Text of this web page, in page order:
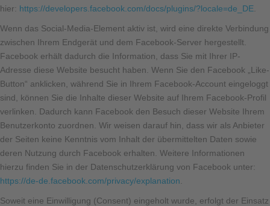
hier: https://developers.facebook.com/docs/plugins/?locale=de_DE
Wenn das Social-Media-Element aktiv ist, wird eine direkte Verbindung
zwischen Ihrem Endgerät und dem Facebook-Server hergestellt.
Facebook erhält dadurch die Information, dass Sie mit Ihrer IP-
Adresse diese Website besucht haben. Wenn Sie den Facebook „Like-
Button“ anklicken, während Sie in Ihrem Facebook-Account eingeloggt
sind, können Sie die Inhalte dieser Website auf Ihrem Facebook-Profil
verlinken. Dadurch kann Facebook den Besuch dieser Website Ihrem
Benutzerkonto zuordnen. Wir weisen darauf hin, dass wir als Anbieter
der Seiten keine Kenntnis vom Inhalt der übermittelten Daten sowie
deren Nutzung durch Facebook erhalten. Weitere Informationen
hierzu finden Sie in der Datenschutzerklärung von Facebook unter:
https://de-de.facebook.com/privacy/explanation
Soweit eine Einwilligung (Consent) eingeholt wurde, erfolgt der Einsatz